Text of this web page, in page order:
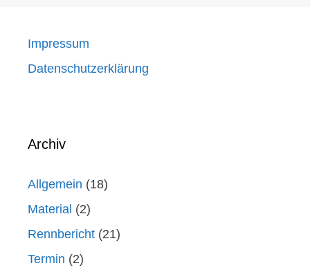
Impressum
Datenschutzerklärung
Archiv
Allgemein (18)
Material (2)
Rennbericht (21)
Termin (2)